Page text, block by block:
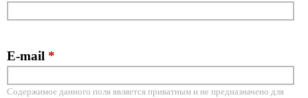
E-mail *
Содержимое данного поля является приватным и не предназначено для